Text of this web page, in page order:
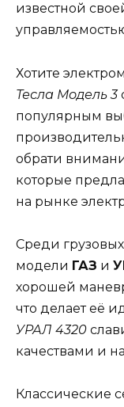
известной
Хотите
Тесла Модель 3
популярным
обрати
которые
на рынке
Среди
модели ГАЗ и
хорошей
что делает её
УРАЛ 4320
качествами и
Классические